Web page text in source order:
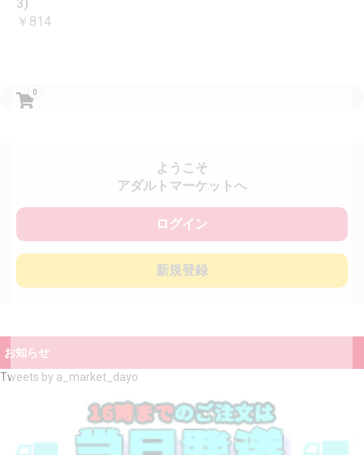
0
ようこそ
アダルトマーケットへ
ログイン
新規登録
お知らせ
Tweets by a_market_dayo
3)
￥814